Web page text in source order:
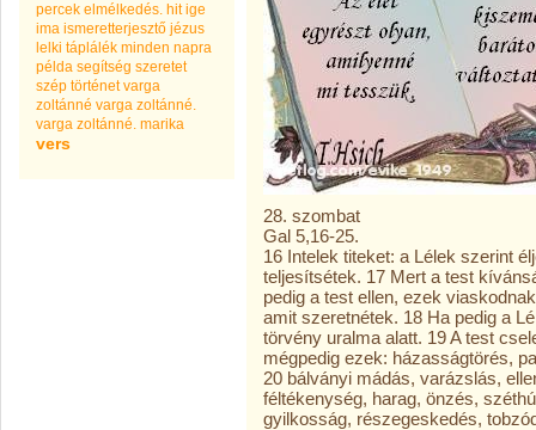
percek elmélkedés. hit ige
ima ismeretterjesztő jézus
lelki táplálék minden napra
példa segítség szeretet
szép történet varga
zoltánné varga zoltánné.
varga zoltánné. marika
vers
28. szombat
Gal 5,16-25.
16 Intelek titeket: a Lélek szerint
teljesítsétek. 17 Mert a test
pedig a test ellen, ezek
amit szeretnétek. 18 Ha pedig a
törvény uralma alatt. 19 A test
mégpedig ezek: házasságtörés,
20 bálványi mádás, varázslás,
féltékenység, harag, önzés,
gyilkosság, részegeskedés,